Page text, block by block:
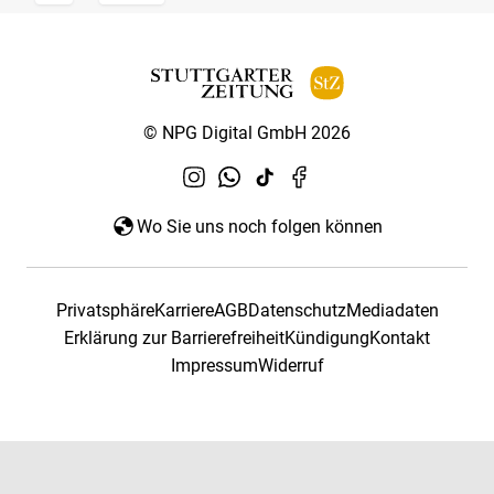
© NPG Digital GmbH 2026
Wo Sie uns noch folgen können
PrivatsphäreKarriereAGBDatenschutzMediadaten
Erklärung zur BarrierefreiheitKündigungKontakt
ImpressumWiderruf